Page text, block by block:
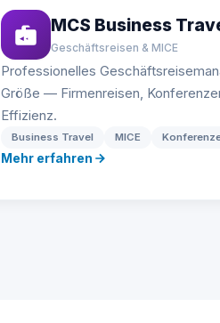
MCS Business
Geschäftsreisen & MICE
Professionelles
Größe — Firmenreisen,
Effizienz.
Business Travel MICE
Mehr erfahren